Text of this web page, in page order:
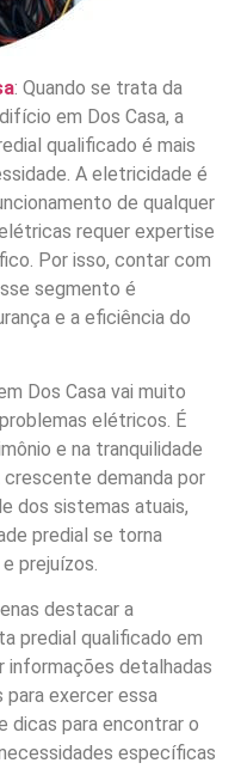
: Quando se trata da
em Dos Casa, a
qualificado é mais
A eletricidade é
de qualquer
requer expertise
Por isso, contar com
segmento é
e a eficiência do
Dos Casa vai muito
elétricos. É
e na tranquilidade
demanda por
dos sistemas atuais,
predial se torna
prejuízos.
destacar a
predial qualificado em
informações detalhadas
para exercer essa
dicas para encontrar o
específicas